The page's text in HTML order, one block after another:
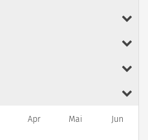
Apr Mai Jun